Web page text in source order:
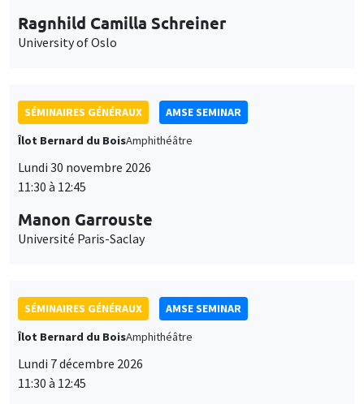
Ragnhild Camilla Schreiner
University of Oslo
SÉMINAIRES GÉNÉRAUX
AMSE SEMINAR
Îlot Bernard du BoisAmphithéâtre
Lundi 30 novembre 2026
11:30 à 12:45
Manon Garrouste
Université Paris-Saclay
SÉMINAIRES GÉNÉRAUX
AMSE SEMINAR
Îlot Bernard du BoisAmphithéâtre
Lundi 7 décembre 2026
11:30 à 12:45